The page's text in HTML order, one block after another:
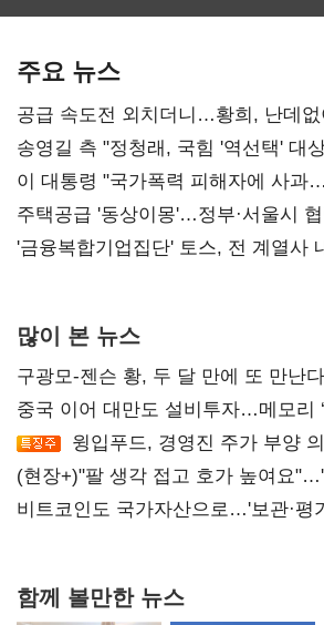
주요 뉴스
공급 속도전 외치더니…황희, 난데없
리모델링' 제안
송영길 측 "정청래, 국힘 '역선택' 대
총선 지휘 못해"
이 대통령 "국가폭력 피해자에 사과
진실 밝혀야"
주택공급 '동상이몽'…정부·서울시
'금융복합기업집단' 토스, 전 계열사
많이 본 뉴스
구광모-젠슨 황, 두 달 만에 또 만난
중국 이어 대만도 설비투자…메모리
윙입푸드, 경영진 주가 부양
(현장+)"팔 생각 접고 호가 높여요
20억 키맞추기
비트코인도 국가자산으로…'보관·평
함께 볼만한 뉴스